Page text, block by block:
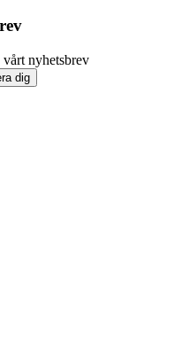
vårt nyhetsbrev
dig